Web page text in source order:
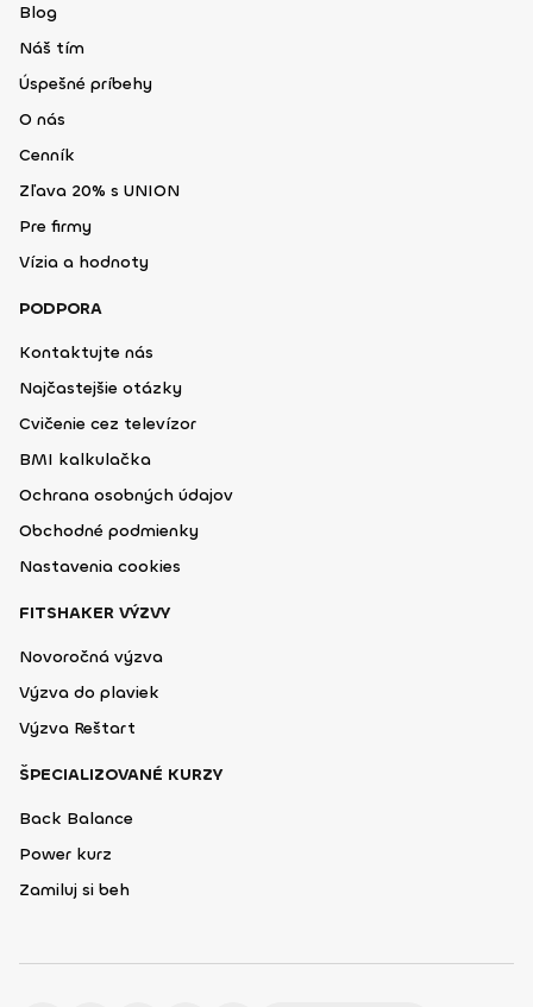
Blog
Náš tím
Úspešné príbehy
O nás
Cenník
Zľava 20% s UNION
Pre firmy
Vízia a hodnoty
PODPORA
Kontaktujte nás
Najčastejšie otázky
Cvičenie cez televízor
BMI kalkulačka
Ochrana osobných údajov
Obchodné podmienky
Nastavenia cookies
FITSHAKER VÝZVY
Novoročná výzva
Výzva do plaviek
Výzva Reštart
ŠPECIALIZOVANÉ KURZY
Back Balance
Power kurz
Zamiluj si beh